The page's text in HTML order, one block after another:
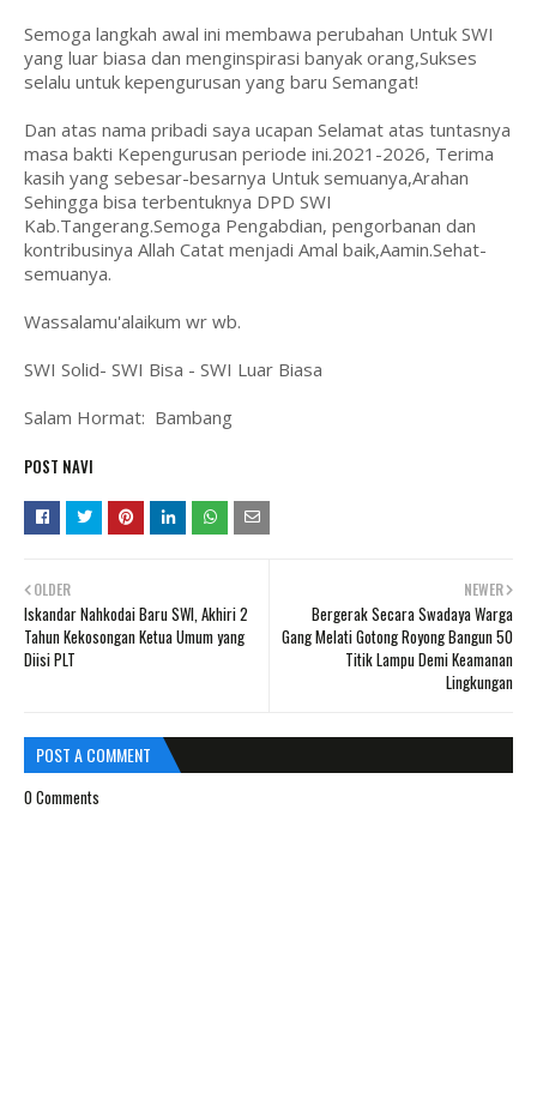
Semoga langkah awal ini membawa perubahan Untuk SWI
yang luar biasa dan menginspirasi banyak orang,Sukses
selalu untuk kepengurusan yang baru Semangat!
Dan atas nama pribadi saya ucapan Selamat atas tuntasnya
masa bakti Kepengurusan periode ini.2021-2026, Terima
kasih yang sebesar-besarnya Untuk semuanya,Arahan
Sehingga bisa terbentuknya DPD SWI
Kab.Tangerang.Semoga Pengabdian, pengorbanan dan
kontribusinya Allah Catat menjadi Amal baik,Aamin.Sehat-
semuanya.
Wassalamu'alaikum wr wb.
SWI Solid- SWI Bisa - SWI Luar Biasa
Salam Hormat: Bambang
POST NAVI
NEWER
Bergerak Secara Swadaya Warga
Gang Melati Gotong Royong Bangun 50
Titik Lampu Demi Keamanan
Lingkungan
OLDER
Iskandar Nahkodai Baru SWI, Akhiri 2
Tahun Kekosongan Ketua Umum yang
Diisi PLT
POST A COMMENT
0 Comments